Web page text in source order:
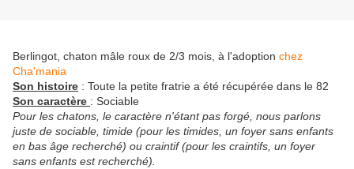
Berlingot, chaton mâle roux de 2/3 mois, à l'adoption chez
Cha'mania
Son histoire : Toute la petite fratrie a été récupérée dans le 82
Son caractère : Sociable
Pour les chatons, le caractère n'étant pas forgé, nous parlons
juste de sociable, timide (pour les timides, un foyer sans enfants
en bas âge recherché) ou craintif (pour les craintifs, un foyer
sans enfants est recherché).